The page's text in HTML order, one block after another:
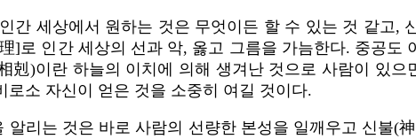
간 세상에서 원하는 것은 무엇이든 할 수 있는 것 같고
]로 인간 세상의 선과 악, 옳고 그름을 가늠한다. 중공
剋)이란 하늘의 이치에 의해 생겨난 것으로 사람이 있
로소 자신이 얻은 것을 소중히 여길 것이다.
알리는 것은 바로 사람의 선량한 본성을 일깨우고 신불